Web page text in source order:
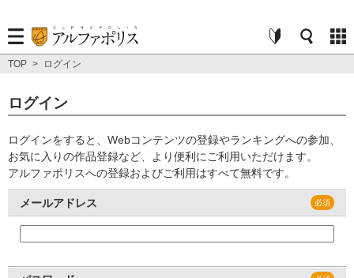
TOP > ログイン
ログイン
ログインをすると、Webコンテンツの登録やランキングへの参加、
お気に入りの作品登録など、より便利にご利用いただけます。
アルファポリスへの登録およびご利用はすべて無料です。
メールアドレス